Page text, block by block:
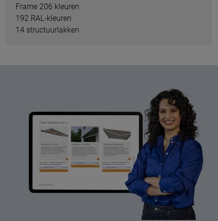
Frame 206 kleuren
192 RAL-kleuren
14 structuurlakken